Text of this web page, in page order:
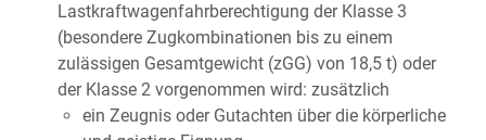
Lastkraftwagenfahrberechtigung der Klasse 3
(besondere Zugkombinationen bis zu einem
zulässigen Gesamtgewicht (zGG) von 18,5 t) oder
der Klasse 2 vorgenommen wird: zusätzlich
ein Zeugnis oder Gutachten über die körperliche